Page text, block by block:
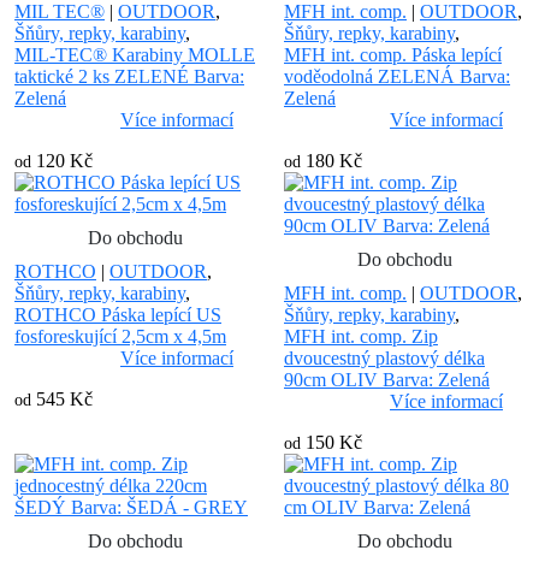
MIL TEC® | OUTDOOR,
Šňůry, repky, karabiny,
MIL-TEC® Karabiny MOLLE
taktické 2 ks ZELENÉ Barva:
Zelená
Více informací
od 120 Kč
MFH int. comp. | OUTDOOR,
Šňůry, repky, karabiny,
MFH int. comp. Páska lepící
voděodolná ZELENÁ Barva:
Zelená
Více informací
od 180 Kč
Do obchodu
ROTHCO | OUTDOOR,
Šňůry, repky, karabiny,
ROTHCO Páska lepící US
fosforeskující 2,5cm x 4,5m
Více informací
od 545 Kč
Do obchodu
MFH int. comp. | OUTDOOR,
Šňůry, repky, karabiny,
MFH int. comp. Zip
dvoucestný plastový délka
90cm OLIV Barva: Zelená
Více informací
od 150 Kč
Do obchodu
Do obchodu